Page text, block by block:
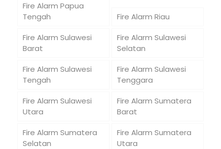
Fire Alarm Papua
Tengah
Fire Alarm Riau
Fire Alarm Sulawesi
Barat
Fire Alarm Sulawesi
Selatan
Fire Alarm Sulawesi
Tengah
Fire Alarm Sulawesi
Tenggara
Fire Alarm Sulawesi
Utara
Fire Alarm Sumatera
Barat
Fire Alarm Sumatera
Selatan
Fire Alarm Sumatera
Utara